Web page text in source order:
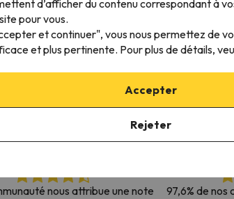
qu'il aura retrouvé sa boussole, il reviendra.
nous attribue une note
97,6% de nos
d’afficher du contenu correspondant à
pour vous.
et continuer", vous nous permettez de
et plus pertinente. Pour plus de détails,
Accepter
Rejeter